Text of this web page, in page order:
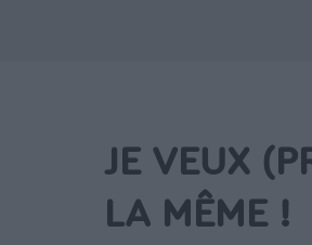
JE VEUX
LA MÊME !